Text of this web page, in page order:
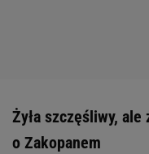
Żyła szczęśliwy,
o Zakopanem